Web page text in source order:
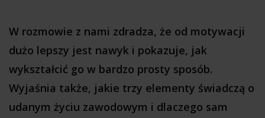
W rozmowie z nami zdradza, że od motywacji
dużo lepszy jest nawyk i pokazuje, jak
wykształcić go w bardzo prosty sposób.
Wyjaśnia także, jakie trzy elementy świadczą o
udanym życiu zawodowym i dlaczego sam